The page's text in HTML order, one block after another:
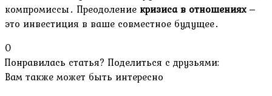
компромиссы․ Преодоление кризиса в отношениях ‒
это инвестиция в ваше совместное будущее․
0
Понравилась статья? Поделиться с друзьями:
Вам также может быть интересно